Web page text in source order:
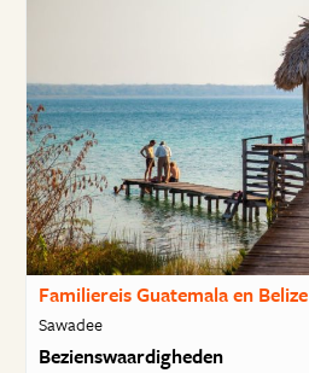
Familiereis Guatemala en Belize
Sawadee
Bezienswaardigheden